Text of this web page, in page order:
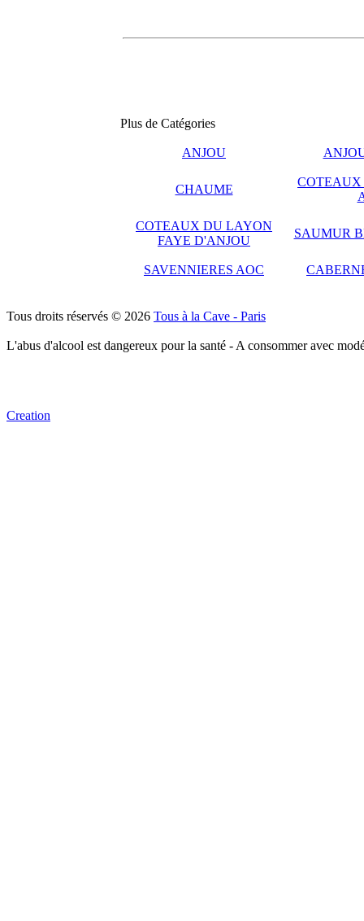
Plus de Catégories
ANJOU
CHAUME
COTEAUX DU LAYON
FAYE D'ANJOU
SAUMUR
SAVENNIERES AOC
Tous droits réservés © 2026 Tous à la Cave - Paris
L'abus d'alcool est dangereux pour la santé - A consommer avec
Creation